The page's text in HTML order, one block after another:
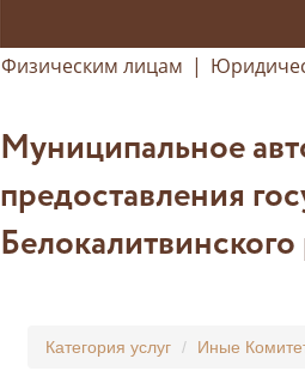
Физическим лицам |
Муниципальное
предоставления
Категория услуг Иные